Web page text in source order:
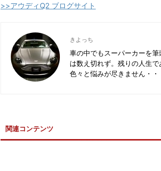
>>アウディQ2 ブログサイト
きよっち
車の中でもスーパーカーを
は数え切れず。残りの人生
色々と悩みが尽きません・・
関連コンテンツ